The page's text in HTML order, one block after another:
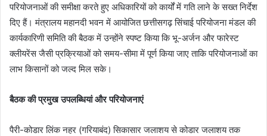
परियोजनाओं की समीक्षा करते हुए अधिकारियों को कार्यों में गति लाने के सख्त निर्देश
दिए हैं। मंत्रालय महानदी भवन में आयोजित छत्तीसगढ़ सिंचाई परियोजना मंडल की
कार्यकारिणी समिति की बैठक में उन्होंने स्पष्ट किया कि भू-अर्जन और फारेस्ट
क्लीयरेंस जैसी प्रक्रियाओं को समय-सीमा में पूर्ण किया जाए ताकि परियोजनाओं का
लाभ किसानों को जल्द मिल सके।
बैठक की प्रमुख उपलब्धियां और परियोजनाएं
पैरी-कोडार लिंक नहर (गरियाबंद) सिकासार जलाशय से कोडार जलाशय तक